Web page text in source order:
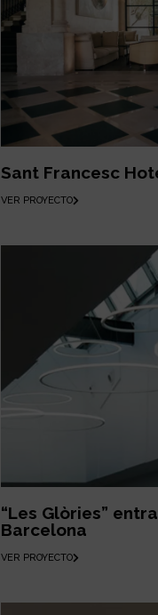
Sant Francesc
VER PROYECTO
“Les Glòries”
Barcelona
VER PROYECTO